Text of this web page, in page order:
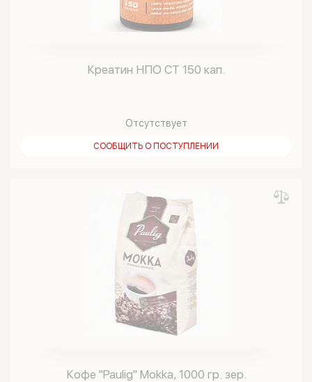
Креатин НПО СТ 150 кап.
Отсутствует
СООБЩИТЬ О ПОСТУПЛЕНИИ
Кофе "Paulig" Mokka, 1000 гр. зер.